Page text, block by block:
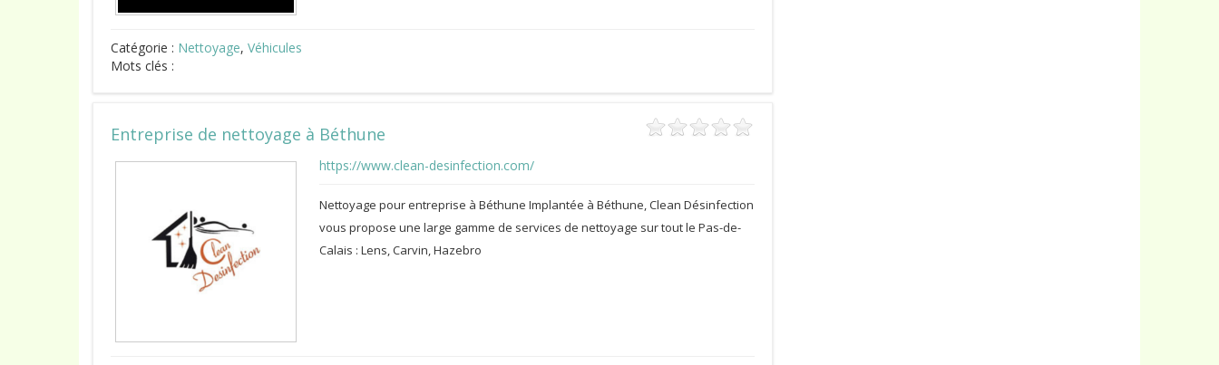
Catégorie : Nettoyage, Véhicules
Mots clés :
Entreprise de nettoyage à Béthune
https://www.clean-desinfection.com/
Nettoyage pour entreprise à Béthune Implantée à Béthune, Clean Désinfection
vous propose une large gamme de services de nettoyage sur tout le Pas-de-
Calais : Lens, Carvin, Hazebro